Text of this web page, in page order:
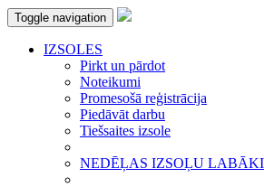
Toggle navigation
IZSOLES
Pirkt un pārdot
Noteikumi
Promesošā reģistrācija
Piedāvāt darbu
Tiešsaites izsole
NEDĒĻAS IZSOĻU